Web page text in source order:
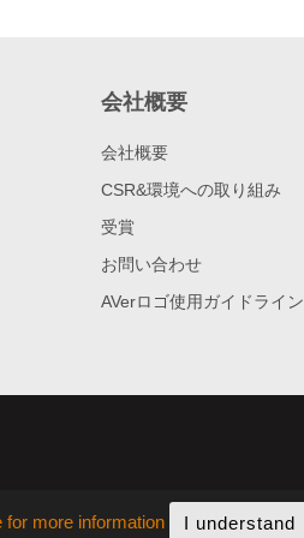
会社概要
会社概要
CSR&環境への取り組み
受賞
お問い合わせ
AVerロゴ使用ガイドライン
for more information I understand